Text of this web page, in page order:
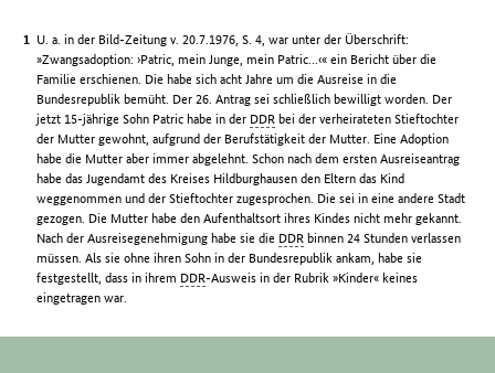
U. a. in der Bild-Zeitung v. 20.7.1976, S. 4, war unter der Überschrift:
»Zwangsadoption: ›Patric, mein Junge, mein Patric…‹« ein Bericht über die
Familie erschienen. Die habe sich acht Jahre um die Ausreise in die
Bundesrepublik bemüht. Der 26. Antrag sei schließlich bewilligt worden. Der
jetzt 15-jährige Sohn Patric habe in der DDR bei der verheirateten Stieftochter
der Mutter gewohnt, aufgrund der Berufstätigkeit der Mutter. Eine Adoption
habe die Mutter aber immer abgelehnt. Schon nach dem ersten Ausreiseantrag
habe das Jugendamt des Kreises Hildburghausen den Eltern das Kind
weggenommen und der Stieftochter zugesprochen. Die sei in eine andere Stadt
gezogen. Die Mutter habe den Aufenthaltsort ihres Kindes nicht mehr gekannt.
Nach der Ausreisegenehmigung habe sie die DDR binnen 24 Stunden verlassen
müssen. Als sie ohne ihren Sohn in der Bundesrepublik ankam, habe sie
festgestellt, dass in ihrem DDR-Ausweis in der Rubrik »Kinder« keines
eingetragen war.